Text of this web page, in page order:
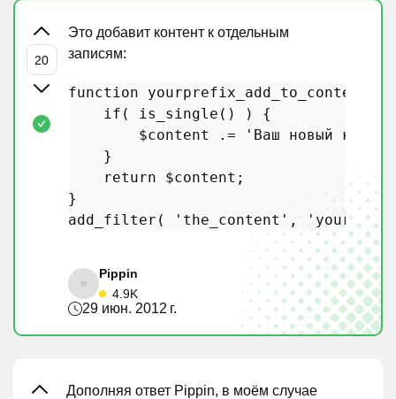
Это добавит контент к отдельным
записям:
function yourprefix_add_to_content
if ( is_single () ) {
$content
.=
'Ваш новый
    }
return
$content ;
add_filter ( 'the_content' ,
Pippin
4.9K
29 июн. 2012 г.
Дополняя ответ Pippin, в моём случае